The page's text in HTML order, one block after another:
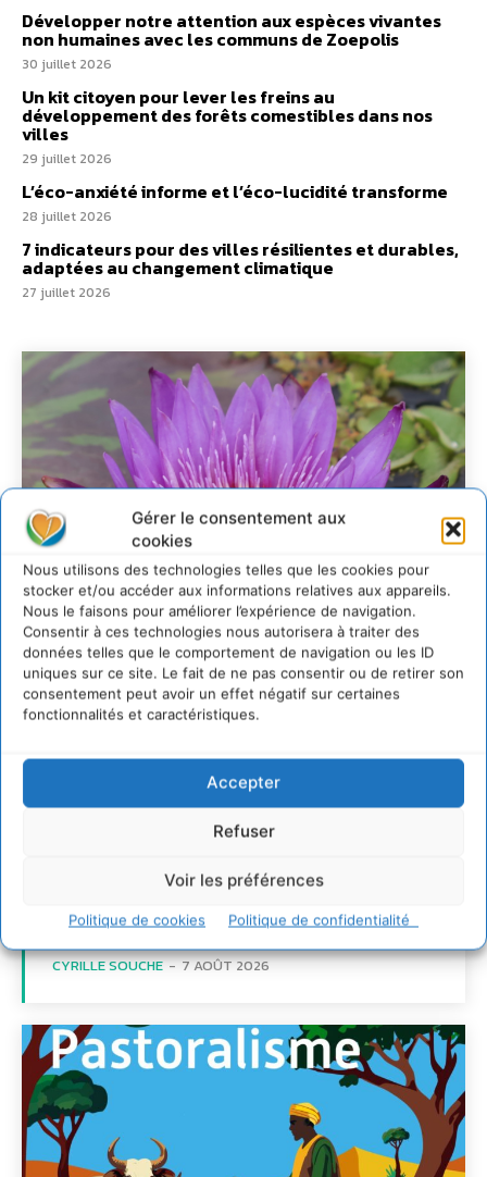
Gérer le consentement aux
cookies
Nous utilisons des technologies telles que les cookies pour
stocker et/ou accéder aux informations relatives aux appareils.
Nous le faisons pour améliorer l’expérience de navigation.
Consentir à ces technologies nous autorisera à traiter des
données telles que le comportement de navigation ou les ID
uniques sur ce site. Le fait de ne pas consentir ou de retirer son
consentement peut avoir un effet négatif sur certaines
fonctionnalités et caractéristiques.
Accepter
Refuser
Voir les préférences
Politique de cookies Politique de confidentialité
Développer notre attention aux espèces vivantes
non humaines avec les communs de Zoepolis
30 juillet 2026
Un kit citoyen pour lever les freins au
développement des forêts comestibles dans nos
villes
29 juillet 2026
L’éco-anxiété informe et l’éco-lucidité transforme
28 juillet 2026
7 indicateurs pour des villes résilientes et durables,
adaptées au changement climatique
27 juillet 2026
Transformer les
territoires par le
dialogue et la
coopération avec un
d’Accompagnement des
Transitions
CYRILLE SOUCHE - 7 AOÛT 2026